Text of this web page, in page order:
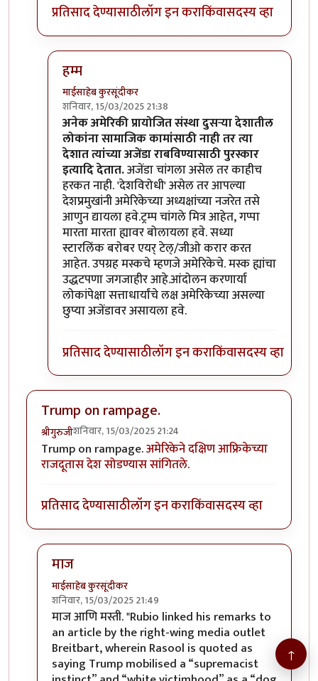
प्रतिसाद देण्यासाठीलॉग इन कराकिंवासदस्य व्हा
हम्म
माईसाहेब कुरसूंदीकर
शनिवार, 15/03/2025 21:38
In reply to1990 चे दशक. माझ्या ओळखीचा एक
अनेक अमेरिकी प्रायोजित संस्था दुसर्‍या देशातील
लोकांना सामाजिक कामांसाठी नाही तर त्या
देशात त्यांच्या अजेंडा राबविण्यासाठी पुरस्कार
इत्यादि देतात.अजेंडा चांगला असेल तर काहीच
हरकत नाही. 'देशविरोधी' असेल तर आपल्या
देशप्रमुखांनी अमेरिकेच्या अध्यक्षांच्या नजरेत तसे
आणुन द्यायला हवे.ट्रम्प चांगले मित्र आहेत, गप्पा
मारता मारता ह्यावर बोलायला हवे. सध्या
स्टारलिंक बरोबर एयर् टेल्/जीओ करार करत
आहेत. उपग्रह मस्कचे म्हणजे अमेरिकेचे. मस्क ह्यांचा
उद्धटपणा जगजाहीर आहे.आंदोलन करणार्या
लोकांपेक्षा सत्ताधार्यांचे लक्ष अमेरिकेच्या असल्या
छुप्या अजेंडावर असायला हवे.
प्रतिसाद देण्यासाठीलॉग इन कराकिंवासदस्य व्हा
Trump on rampage.
श्रीगुरुजीशनिवार, 15/03/2025 21:24
Trump on rampage.अमेरिकेने दक्षिण आफ्रिकेच्या
राजदूतास देश सोडण्यास सांगितले.
प्रतिसाद देण्यासाठीलॉग इन कराकिंवासदस्य व्हा
माज
माईसाहेब कुरसूंदीकर
शनिवार, 15/03/2025 21:49
In reply toTrump on rampage.byश्रीगुरुजी
माज आणि मस्ती. "Rubio linked his remarks to
an article by the right-wing media outlet
Breitbart, wherein Rasool is quoted as
saying Trump mobilised a “supremacist
↑